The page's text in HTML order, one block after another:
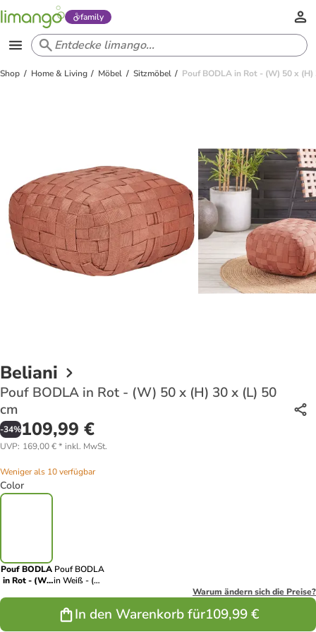
family
Shop Home & Living Möbel Sitzmöbel Pouf BODLA in Rot - (W) 50 x
Beliani
Pouf BODLA in Rot - (W) 50 x (H) 30 x (L) 50
cm
-34%109,99 €
UVP: 169,00 €* inkl. MwSt.
Weniger als 10 verfügbar
Color
Pouf BODLA
in Rot - (W)
Pouf BODLA
in Weiß - (W)
Warum ändern sich die Preise?
In den Warenkorb für109,99 €